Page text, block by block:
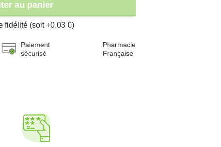
au panier
fidélité (soit +0,03 €)
Paiement
sécurisé
Pharmacie
Française